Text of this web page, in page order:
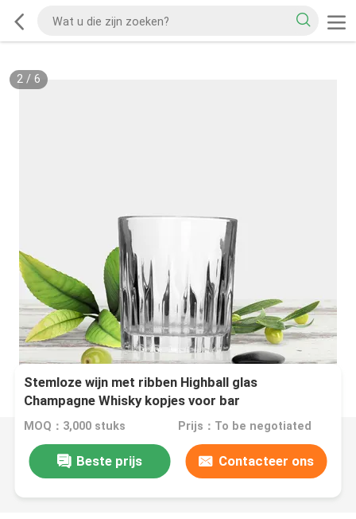
2/ 6
Stemloze wijn met ribben Highball glas
Champagne Whisky kopjes voor bar
MOQ：3,000 stuks Prijs：To be negotiated
Beste prijs Contacteer ons